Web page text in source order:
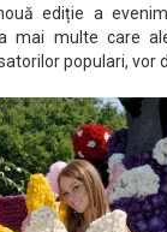
ediție a
mai multe care
populari, vor